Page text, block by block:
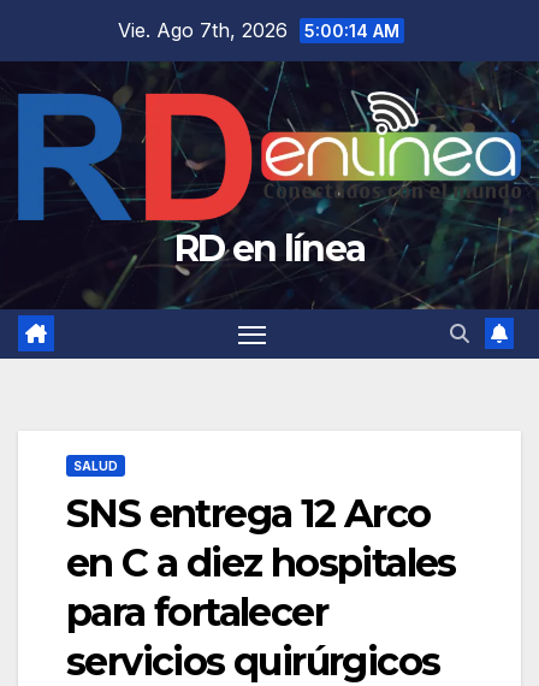
contenido
Vie. Ago 7th, 2026 5:00:15 AM
RD en línea
SALUD
SNS entrega 12 Arco
en C a diez hospitales
para fortalecer
servicios quirúrgicos